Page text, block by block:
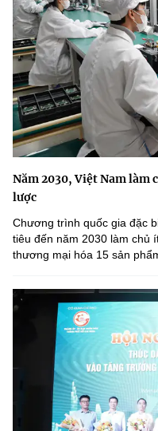
Năm 2030, Việt Nam làm
lược
Chương trình quốc gia đặc
tiêu đến năm 2030 làm chủ
thương mại hóa 15 sản